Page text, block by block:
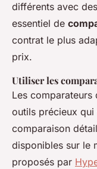
différents avec
essentiel de
contrat le plus
prix.
Utiliser les
Les comparateurs
outils précieux
comparaison
disponibles sur le
proposés par